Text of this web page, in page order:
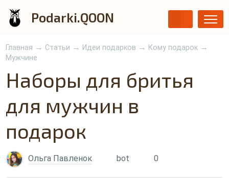
Podarki.QOON
Главная → Статьи → Идеи подарков → Кому подарок →
Мужчине
Наборы для бритья
для мужчин в
подарок
Ольга Павленок bot 0